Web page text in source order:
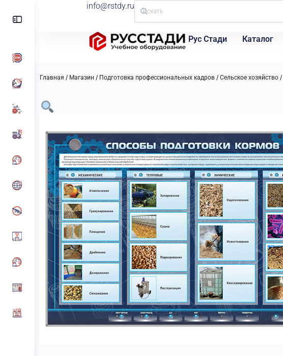
info@rstdy.ru
Рус Стади Каталог
Главная / Магазин / Подготовка профессиональных кадров / Сельское хозяйство /